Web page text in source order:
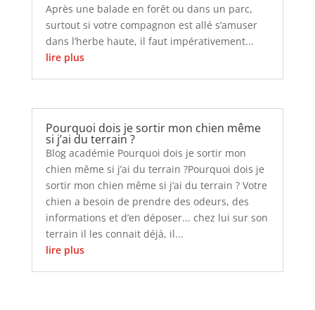
Après une balade en forêt ou dans un parc,
surtout si votre compagnon est allé s’amuser
dans l’herbe haute, il faut impérativement...
lire plus
Pourquoi dois je sortir mon chien même
si j’ai du terrain ?
Blog académie Pourquoi dois je sortir mon
chien même si j’ai du terrain ?Pourquoi dois je
sortir mon chien même si j’ai du terrain ? Votre
chien a besoin de prendre des odeurs, des
informations et d’en déposer... chez lui sur son
terrain il les connait déjà, il...
lire plus